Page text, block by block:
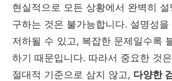
현실적으로 모든 상황에서 완벽히
구하는 것은 불가능합니다. 설명성
저하될 수 있고, 복잡한 문제일수록
하기 때문입니다. 따라서 중요한 것
절대적 기준으로 삼지 않고, 다양한